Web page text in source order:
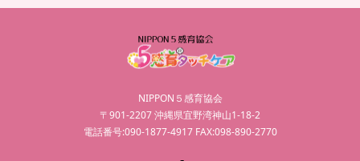
NIPPON５感育協会
〒901-2207 沖縄県宜野湾神山1-18-2
電話番号:090-1877-4917 FAX:098-890-2770